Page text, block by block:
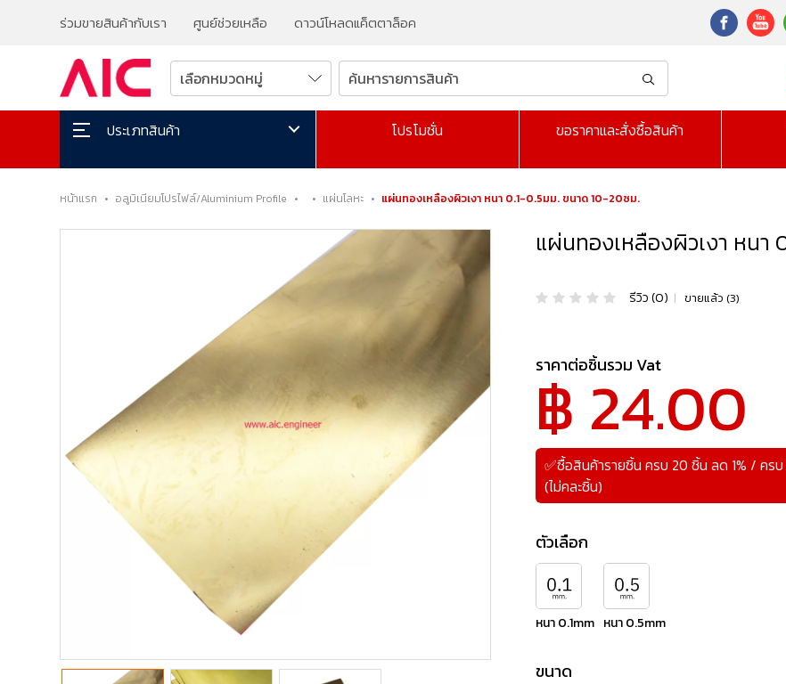
ร่วมขายสินค้ากับเรา ศูนย์ช่วยเหลือ ดาวน์โหลดแค็ตตาล็อค
ประเภทสินค้า โปรโมชั่น ขอราคาและสั่งซื้อสินค้า
หน้าแรก • อลูมิเนียมโปรไฟล์/Aluminium Profile • • แผ่นโลหะ • แผ่นทองเหลืองผิวเงา หนา 0.1-0.5มม. ขนาด 10-20ซม.
แผ่นทองเหลืองผิวเงา หนา
รีวิว (0) | ขายแล้ว (3)
ราคาต่อชิ้นรวม Vat
฿ 24.00
✅ซื้อสินค้ารายชิ้น ครบ 20 ชิ้น ลด 1% / ค
(ไม่คละชิ้น)
ตัวเลือก
หนา 0.1mm หนา 0.5mm
ขนาด